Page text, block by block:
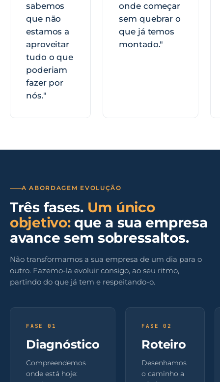
sabemos
que não
estamos a
aproveitar
tudo o que
poderiam
fazer por
nós."
onde começar
sem quebrar o
que já temos
montado."
A ABORDAGEM EVOLUÇÃO
Três fases. Um único
objetivo:que a sua empresa
avance sem sobressaltos.
Não transformamos a sua empresa de um dia para o
outro. Fazemo-la evoluir consigo, ao seu ritmo,
partindo do que já tem e respeitando-o.
FASE 01
Diagnóstico
Compreendemos
onde está hoje:
FASE 02
Roteiro
Desenhamos
o caminho a